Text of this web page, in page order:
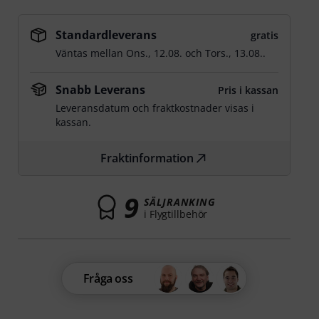
Standardleverans
gratis
Väntas mellan Ons., 12.08. ochTors., 13.08..
Snabb Leverans
Pris i kassan
Leveransdatum och fraktkostnader visas i
kassan.
Fraktinformation
9 SÄLJRANKING
i Flygtillbehör
Fråga oss